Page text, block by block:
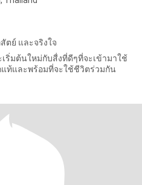
ตย์ และจริงใจ
ริ่มต้นใหม่กับสื่งที่ดีๆที่จะเข้ามาใช้
ท้และพร้อมที่จะใช้ชีวิตร่วมกัน